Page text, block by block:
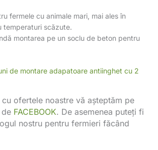
fermele cu animale mari, mai ales în
temperaturi scăzute.
montarea pe un soclu de beton pentru
de montare adapatoare antiinghet cu 2
ofertele noastre vă așteptăm pe
FACEBOOK. De asemenea puteți fi
nostru pentru fermieri făcând